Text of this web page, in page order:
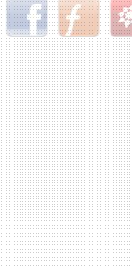
Facebook Furl